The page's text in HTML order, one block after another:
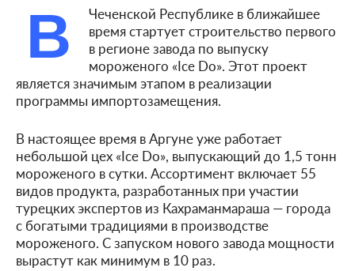
В
Чеченской Республике в ближайшее
время стартует строительство первого
в регионе завода по выпуску
мороженого «Ice Do». Этот проект
является значимым этапом в реализации
программы импортозамещения.
В настоящее время в Аргуне уже работает
небольшой цех «Ice Do», выпускающий до 1,5 тонн
мороженого в сутки. Ассортимент включает 55
видов продукта, разработанных при участии
турецких экспертов из Кахраманмараша — города
с богатыми традициями в производстве
мороженого. С запуском нового завода мощности
вырастут как минимум в 10 раз.